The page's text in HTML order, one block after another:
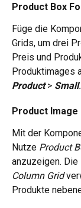
Product Box
Füge die
Grids, um drei
Preis und
Produktimages
Product > Small.
Product Image
Mit der
Nutze Product
anzuzeigen. Die
Column Grid
Produkte